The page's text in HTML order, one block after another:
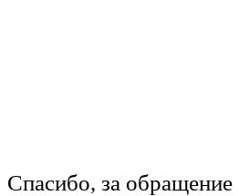
Спасибо, за обращение